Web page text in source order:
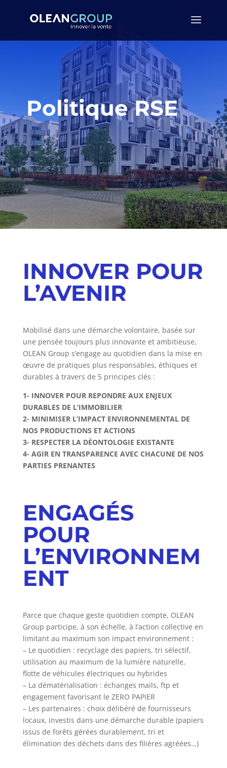
Politique RSE
INNOVER POUR
L’AVENIR
Mobilisé dans une démarche volontaire, basée sur
une pensée toujours plus innovante et ambitieuse,
OLEAN Group s’engage au quotidien dans la mise en
œuvre de pratiques plus responsables, éthiques et
durables à travers de 5 principes clés :
1- INNOVER POUR REPONDRE AUX ENJEUX
DURABLES DE L’IMMOBILIER
2- MINIMISER L’IMPACT ENVIRONNEMENTAL DE
NOS PRODUCTIONS ET ACTIONS
3- RESPECTER LA DÉONTOLOGIE EXISTANTE
4- AGIR EN TRANSPARENCE AVEC CHACUNE DE NOS
PARTIES PRENANTES
ENGAGÉS
POUR
L’ENVIRONNEM
ENT
Parce que chaque geste quotidien compte, OLEAN
Group participe, à son échelle, à l’action collective en
limitant au maximum son impact environnement :
– Le quotidien : recyclage des papiers, tri sélectif,
utilisation au maximum de la lumière naturelle,
flotte de véhicules électriques ou hybrides
– La dématérialisation : échanges mails, ftp et
engagement favorisant le ZERO PAPIER
– Les partenaires : choix délibéré de fournisseurs
locaux, investis dans une démarche durable (papiers
issus de forêts gérées durablement, tri et
élimination des déchets dans des filières agréées…)